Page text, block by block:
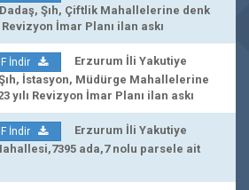
Şıh, Çiftlik Mahallelerine denk
İmar Planı ilan askı
İndir
Erzurum İli Yakutiye
İstasyon, Müdürge Mahallelerine
yılı Revizyon İmar Planı ilan askı
İndir
Erzurum İli Yakutiye
ada,7 nolu parsele ait